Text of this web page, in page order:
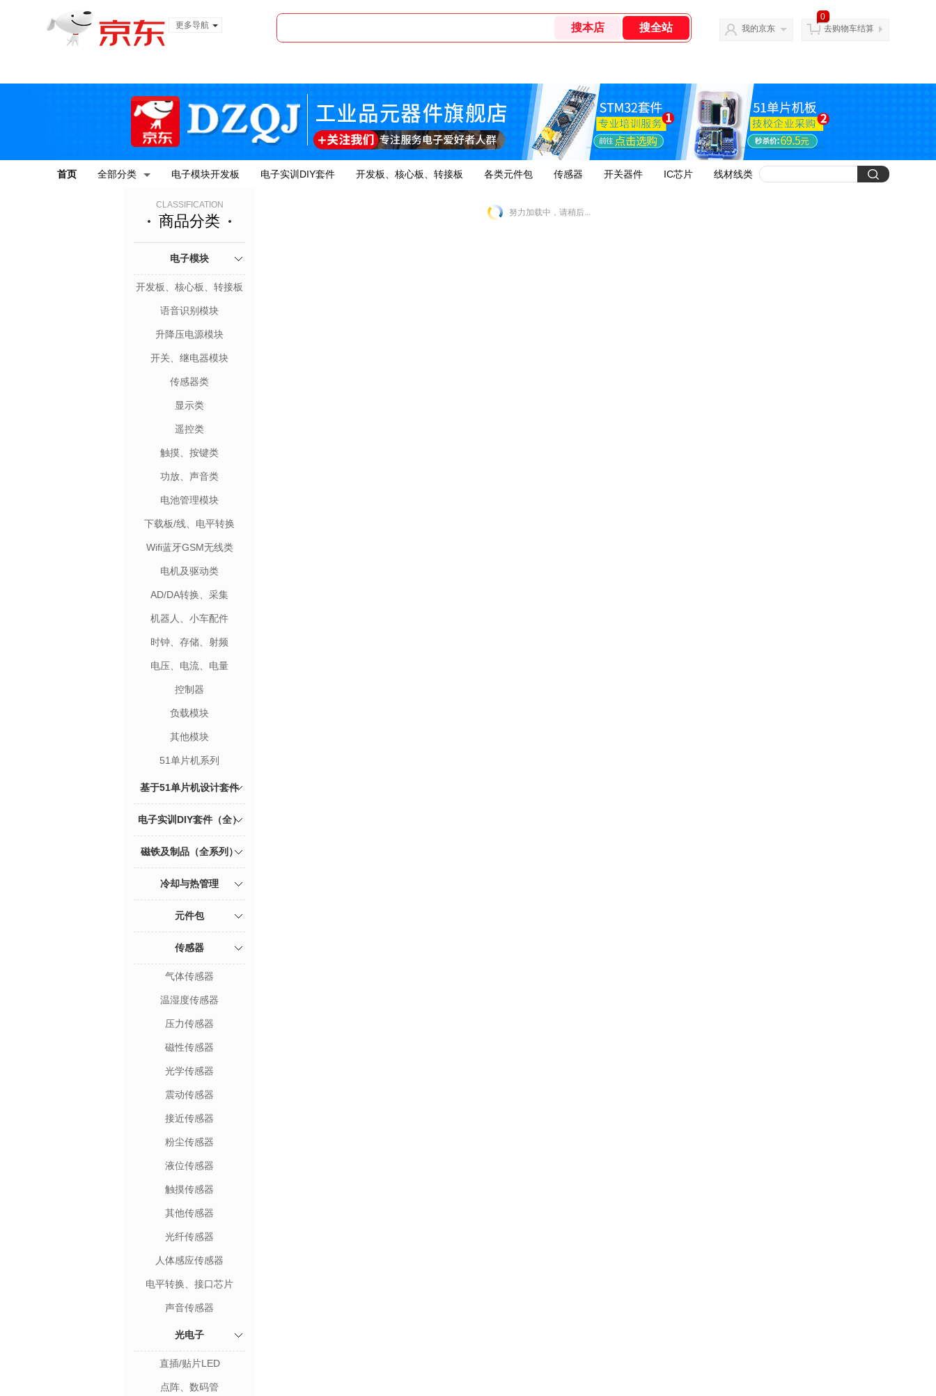
更多导航
我的京东
0
去购物车结算
首页 全部分类 电子模块开发板 电子实训DIY套件 开发板、核心板、转接板 各类元件包 传感器 开关器件 IC芯片 线材线类
CLASSIFICATION
商品分类
电子模块
开发板、核心板、转接板
语音识别模块
升降压电源模块
开关、继电器模块
传感器类
显示类
遥控类
触摸、按键类
功放、声音类
电池管理模块
下载板/线、电平转换
Wifi蓝牙GSM无线类
电机及驱动类
AD/DA转换、采集
机器人、小车配件
时钟、存储、射频
电压、电流、电量
控制器
负载模块
其他模块
51单片机系列
基于51单片机设计套件
电子实训DIY套件（全）
磁铁及制品（全系列）
冷却与热管理
元件包
传感器
气体传感器
温湿度传感器
压力传感器
磁性传感器
光学传感器
震动传感器
接近传感器
粉尘传感器
液位传感器
触摸传感器
其他传感器
光纤传感器
人体感应传感器
电平转换、接口芯片
声音传感器
光电子
直插/贴片LED
点阵、数码管
努力加载中，请稍后...